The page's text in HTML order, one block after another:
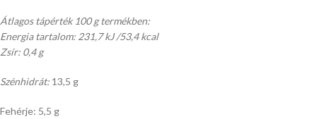
Átlagos tápérték 100 g termékben:
Energia tartalom: 231,7 kJ /53,4 kcal
Zsír: 0,4 g
Szénhidrát: 13,5 g
Fehérje: 5,5 g